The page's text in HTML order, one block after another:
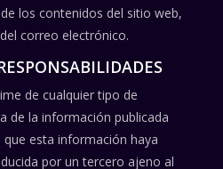
los contenidos del sitio web,
correo electrónico.
de cualquier tipo de
de la información publicada
esta información haya
por un tercero ajeno al